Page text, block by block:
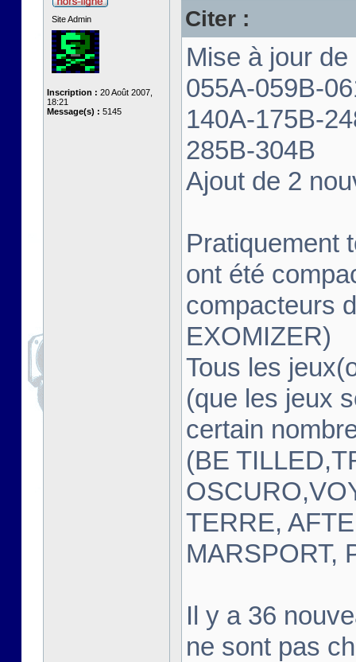
Site Admin
Inscription : 20 Août 2007,
18:21
Message(s) : 5145
Citer :
Mise à jour
055A-059B-
140A-175B-
285B-304B
Ajout de 2
Pratiquement
ont été
compacteurs
EXOMIZER)
Tous les
(que les jeux
certain
(BE
TERRE,
MARSPORT,
Il y a 36
ne sont pas